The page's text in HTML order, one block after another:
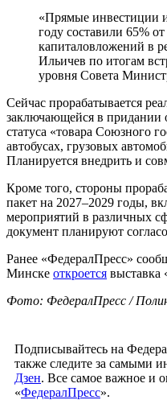
«Прямые инвестиции
году составили 65%
капиталовложений в
Ильичев по итогам
уровня Совета
Сейчас прорабатывается
заключающейся в придании
статуса «товара Союзного
автобусах, грузовых
Планируется внедрить и
Кроме того, стороны
пакет на 2027–2029 годы,
мероприятий в различных
документ планируют
Ранее «ФедералПресс»
Минске откроется
Фото: ФедералПресс /
Подписывайтесь на
также следите за самыми
Дзен. Все самое важное и
«ФедералПресс».